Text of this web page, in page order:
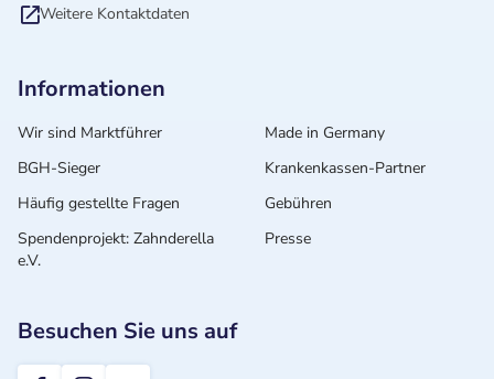
Weitere Kontaktdaten
Informationen
Wir sind Marktführer
Made in Germany
BGH-Sieger
Krankenkassen-Partner
Häufig gestellte Fragen
Gebühren
Spendenprojekt: Zahnderella
e.V.
Presse
Besuchen Sie uns auf